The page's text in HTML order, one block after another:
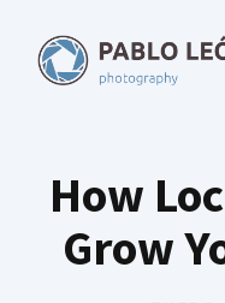
contenido
How
Grow